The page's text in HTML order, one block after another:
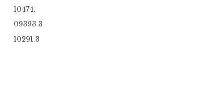
10474.
09393.3
10291.3